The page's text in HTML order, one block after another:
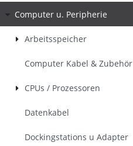
Computer u. Peripherie
Arbeitsspeicher
Computer Kabel & Zubehör
CPUs / Prozessoren
Datenkabel
Dockingstations u Adapter